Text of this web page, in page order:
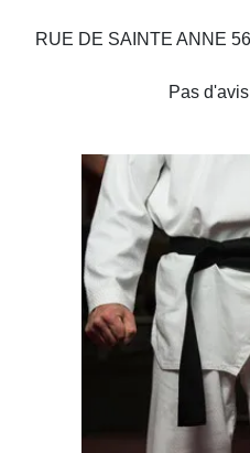
RUE DE SAINTE ANNE
Pas